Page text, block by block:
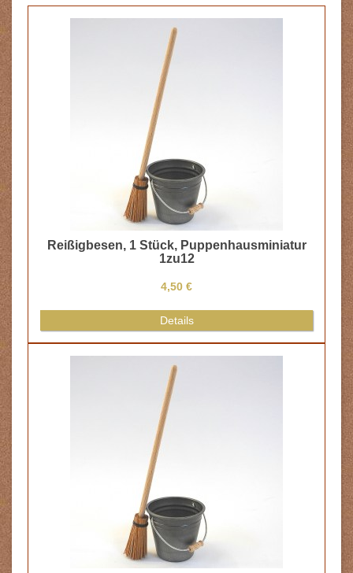
Reißigbesen, 1 Stück, Puppenhausminiatur
1zu12
4,50 €
Details